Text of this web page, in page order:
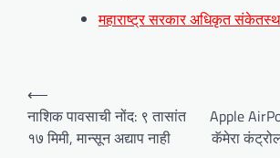
महाराष्ट्र सरकार अधिकृत
o
⟵
नाशिक पावसाची नोंद: ९ तासांत
१७ मिमी, मान्सून अद्याप नाही
Apple
कॅमेरा